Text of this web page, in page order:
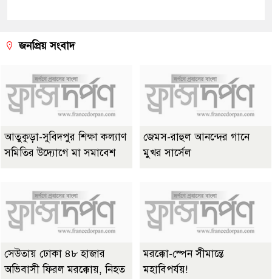
জনপ্রিয় সংবাদ
আতুকুড়া-সুবিদপুর শিক্ষা কল্যাণ
সমিতির উদ্যোগে মা সমাবেশ
জেমস-রাহুল আনন্দের গানে
মুখর সার্সেল
সেউতায় ঢোকা ৪৮ হাজার
অভিবাসী ফিরল মরক্কোয়, নিহত
মরক্কো-স্পেন সীমান্তে
মহাবিপর্যয়!